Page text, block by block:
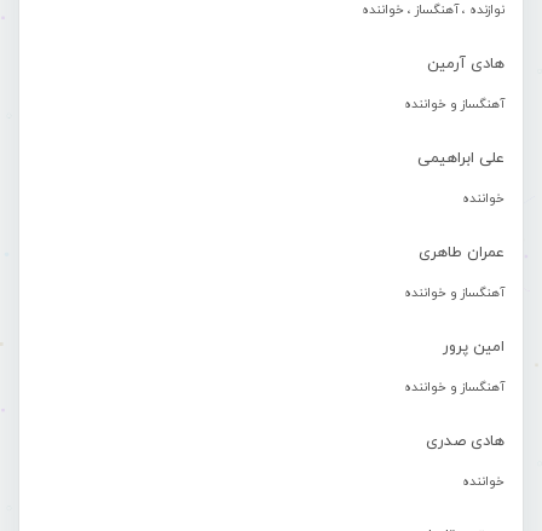
نوازنده ، آهنگساز ، خواننده
هادی آرمین
آهنگساز و خواننده
علی ابراهیمی
خواننده
عمران طاهری
آهنگساز و خواننده
امین پرور
آهنگساز و خواننده
هادی صدری
خواننده